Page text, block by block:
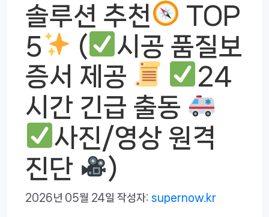
솔루션 추천
TOP
5
(
시공 품질보
증서 제공
24
시간 긴급 출동
사진/영상 원격
진단
)
2026년 05월 24일 작성자: supernow.kr